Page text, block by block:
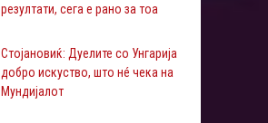
резултати, сега е рано за тоа
Стојановиќ: Дуелите со Унгарија
добро искуство, што нé чека на
Мундијалот